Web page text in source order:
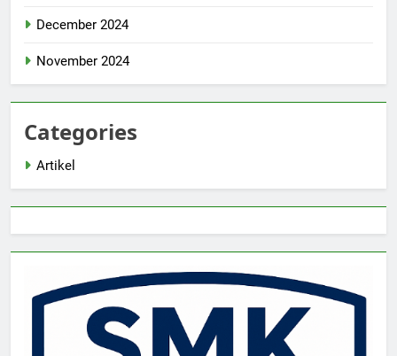
December 2024
November 2024
Categories
Artikel